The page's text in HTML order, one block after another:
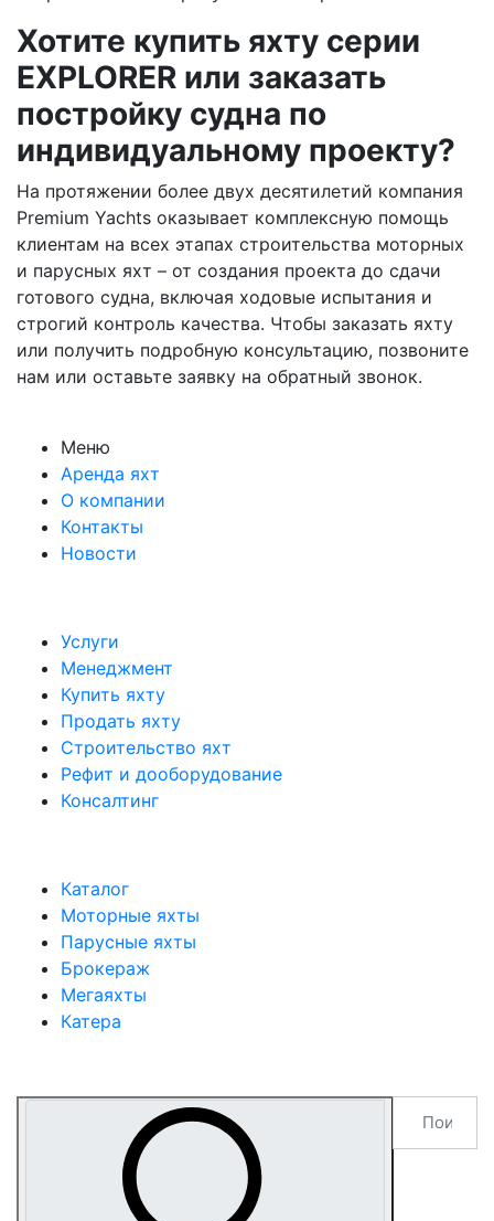
Хотите купить яхту серии
EXPLORER или заказать
постройку судна по
индивидуальному проекту?
На протяжении более двух десятилетий компания
Premium Yachts оказывает комплексную помощь
клиентам на всех этапах строительства моторных
и парусных яхт – от создания проекта до сдачи
готового судна, включая ходовые испытания и
строгий контроль качества. Чтобы заказать яхту
или получить подробную консультацию, позвоните
нам или оставьте заявку на обратный звонок.
Меню
Аренда яхт
О компании
Контакты
Новости
Услуги
Менеджмент
Купить яхту
Продать яхту
Строительство яхт
Рефит и дооборудование
Консалтинг
Каталог
Моторные яхты
Парусные яхты
Брокераж
Мегаяхты
Катера